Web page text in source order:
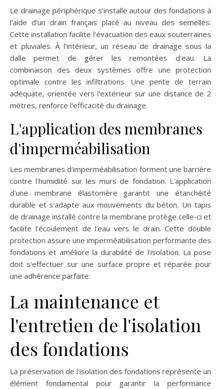
Le drainage périphérique s'installe autour des fondations à
l'aide d'un drain français placé au niveau des semelles.
Cette installation facilite l'évacuation des eaux souterraines
et pluviales. À l'intérieur, un réseau de drainage sous la
dalle permet de gérer les remontées d'eau. La
combinaison des deux systèmes offre une protection
optimale contre les infiltrations. Une pente de terrain
adéquate, orientée vers l'extérieur sur une distance de 2
mètres, renforce l'efficacité du drainage.
L'application des membranes
d'imperméabilisation
Les membranes d'imperméabilisation forment une barrière
contre l'humidité sur les murs de fondation. L'application
d'une membrane élastomère garantit une étanchéité
durable et s'adapte aux mouvements du béton. Un tapis
de drainage installé contre la membrane protège celle-ci et
facilite l'écoulement de l'eau vers le drain. Cette double
protection assure une imperméabilisation performante des
fondations et améliore la durabilité de l'isolation. La pose
doit s'effectuer sur une surface propre et réparée pour
une adhérence parfaite.
La maintenance et
l'entretien de l'isolation
des fondations
La préservation de l'isolation des fondations représente un
élément fondamental pour garantir la performance